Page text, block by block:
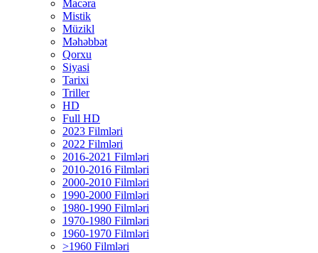
Macəra
Mistik
Müzikl
Məhəbbət
Qorxu
Siyasi
Tarixi
Triller
HD
Full HD
2023 Filmləri
2022 Filmləri
2016-2021 Filmləri
2010-2016 Filmləri
2000-2010 Filmləri
1990-2000 Filmləri
1980-1990 Filmləri
1970-1980 Filmləri
1960-1970 Filmləri
>1960 Filmləri